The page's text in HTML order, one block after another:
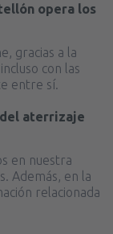
opera los
gracias a la
con las
entre sí.
aterrizaje
en nuestra
Además, en la
relacionada